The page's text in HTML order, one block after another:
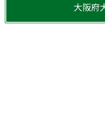
大阪府